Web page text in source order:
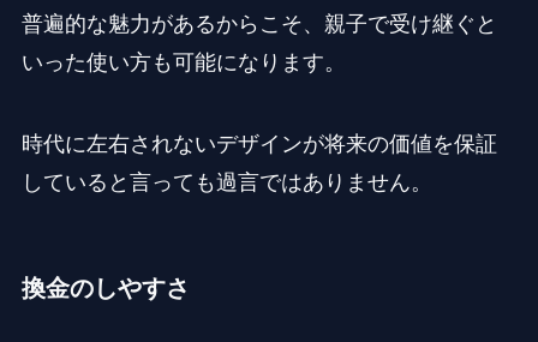
普遍的な魅力があるからこそ、親子で受け継ぐと
いった使い方も可能になります。
時代に左右されないデザインが将来の価値を保証
していると言っても過言ではありません。
換金のしやすさ